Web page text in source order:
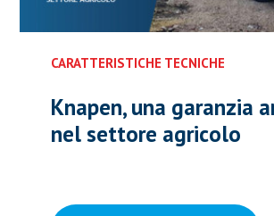
CARATTERISTICHE TECNICHE
Knapen, una garanzia
nel settore agricolo